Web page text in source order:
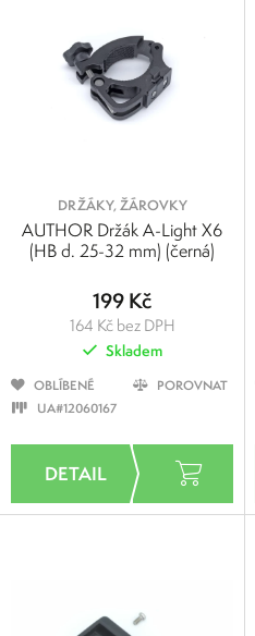
DRŽÁKY, ŽÁROVKY
AUTHOR Držák A-Light X6
(HB d. 25-32 mm) (černá)
199 Kč
164 Kč bez DPH
Skladem
OBLÍBENÉ
POROVNAT
UA#12060167